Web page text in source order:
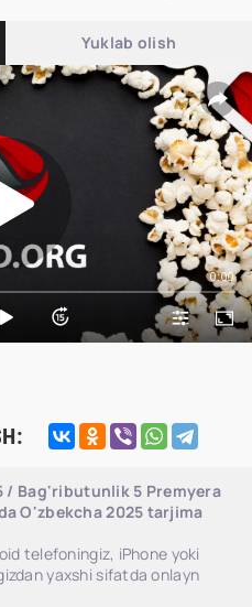
Yuklab olish
0:00
/ Bag'ributunlik 5 Premyera
O'zbekcha 2025 tarjima
telefoningiz, iPhone yoki
yaxshi sifatda onlayn